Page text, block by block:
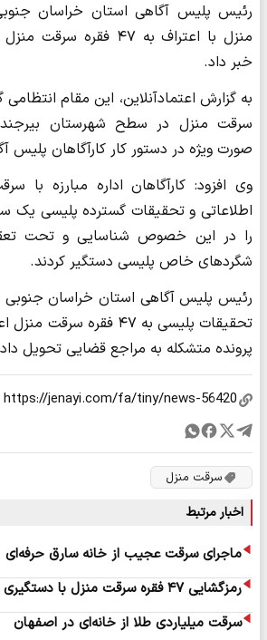
رئیس پلیس آگاهی استان خراسان
منزل با اعتراف به ۴۷
خبر داد.
به گزارش اعتمادآنلاین، این مقام
سرقت منزل در سطح شهرستان
صورت ویژه در دستور کار کارآگاهان پلیس
وی افزود: کارآگاهان اداره مبارزه با
اطلاعاتی و تحقیقات گسترده پلیسی یک
را در این خصوص شناسایی و تحت
شگردهای خاص پلیسی دستگیر کردند.
رئیس پلیس آگاهی استان خراسان
تحقیقات پلیسی به ۴۷ فقره
پرونده متشکله به مراجع قضایی تحویل
سرقت منزل
اخبار مرتبط
ماجرای سرقت عجیب از خانه سارق حرفه‌ای
رمزگشایی ۴۷ فقره سرقت منزل با دستگیری سارق
سرقت میلیاردی طلا از خانه‌ای در اصفهان